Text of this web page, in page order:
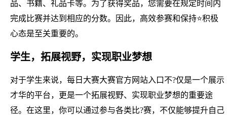
品、书籍、礼品卡等。为了获得奖品，您需要在规定时间内
完成比赛并达到相应的分数。因此，高效参赛和保持⭐积极
心态是至关重要的。
学生，拓展视野，实现职业梦想
对于学生来说，每日大赛大赛官方网站入口不?仅是一个展示
才华的平台，更是一个拓展视野、实现职业梦想的重要途
径。在这里，你可以通过参与各类比?赛，不仅能够提升自己